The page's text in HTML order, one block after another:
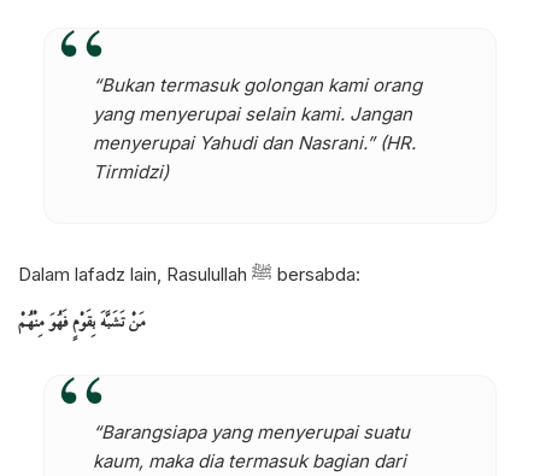
“Bukan termasuk golongan kami orang
yang menyerupai selain kami. Jangan
menyerupai Yahudi dan Nasrani.” (HR.
Tirmidzi)
Dalam lafadz lain, Rasulullah bersabda:
مَنْ تَشَبَّهَ بِقَوْمٍ فَهُوَ مِنْهُمْ
“Barangsiapa yang menyerupai suatu
kaum, maka dia termasuk bagian dari